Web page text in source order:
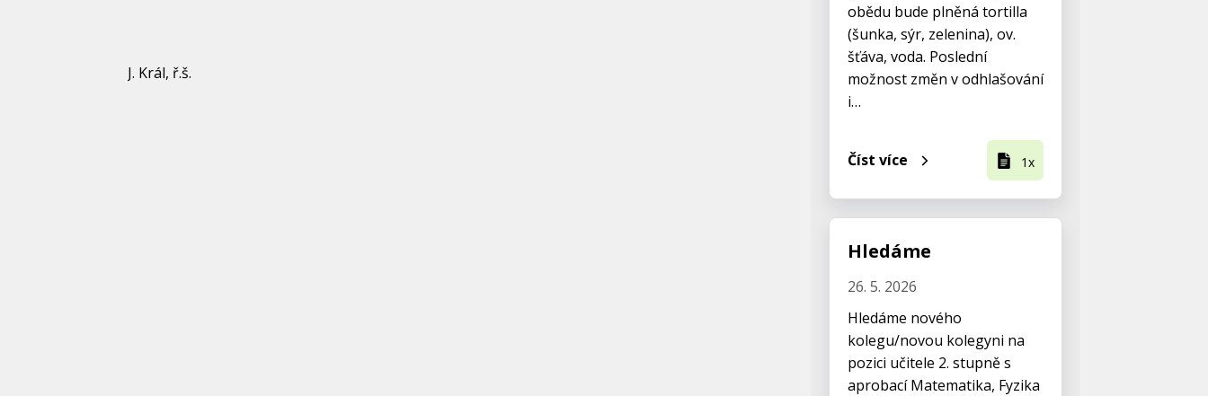
J. Král, ř.š.
obědu bude plněná tortilla
(šunka, sýr, zelenina), ov.
šťáva, voda. Poslední
možnost změn v odhlašování
i…
Číst více 1x
Hledáme
26. 5. 2026
Hledáme nového
kolegu/novou kolegyni na
pozici učitele 2. stupně s
aprobací Matematika, Fyzika